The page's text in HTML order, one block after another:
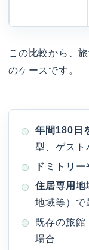
この比較から、
のケースです。
年間180日
型、ゲスト
ドミトリ
住居専用地
地域等）で
既存の旅
場合